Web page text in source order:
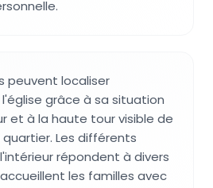
peuvent localiser
grâce à sa situation
et à la haute tour visible de
quartier. Les différents
répondent à divers
les familles avec